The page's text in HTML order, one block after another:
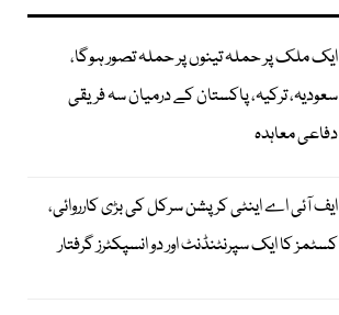
ایک ملک پر حملہ تینوں پر حملہ تصور ہوگا،
سعودیہ، ترکیہ، پاکستان کے درمیان سہ فریقی
دفاعی معاہدہ
ایف آئی اے اینٹی کرپشن سرکل کی بڑی کارروائی،
کسٹمز کا ایک سپرنٹنڈنٹ اور دو انسپکٹرز گرفتار